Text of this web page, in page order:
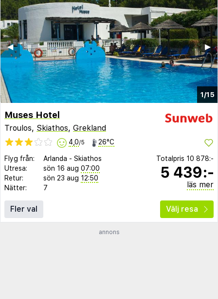
1/15
▶︎
◀︎
Muses Hotel
Troulos, Skiathos, Grekland
4,0/5 26°C
Flyg från: Arlanda - Skiathos
Utresa:
sön 16 aug 07:00
Retur:
sön 23 aug 12:50
Nätter:
7
Totalpris 10 878:-
5 439:-
läs mer
Fler val Välj resa
annons